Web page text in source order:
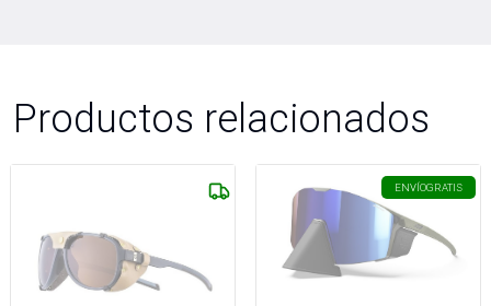
Productos relacionados
ENVÍOGRATIS